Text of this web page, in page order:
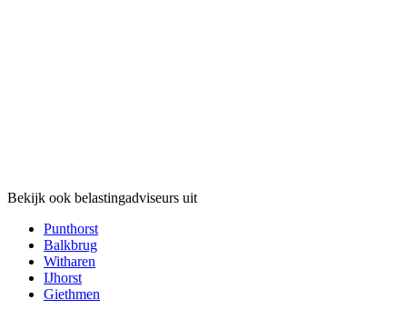
Bekijk ook belastingadviseurs uit
Punthorst
Balkbrug
Witharen
IJhorst
Giethmen